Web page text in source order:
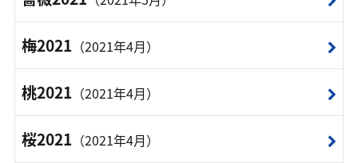
梅2021 （2021年4月）
桃2021 （2021年4月）
桜2021 （2021年4月）